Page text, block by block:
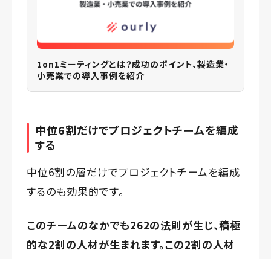
1on1ミーティングとは？成功のポイント、製造業・
小売業での導入事例を紹介
中位6割だけでプロジェクトチームを編成
する
中位6割の層だけでプロジェクトチームを編成
するのも効果的です。
このチームのなかでも262の法則が生じ、積極
的な2割の人材が生まれます。この2割の人材